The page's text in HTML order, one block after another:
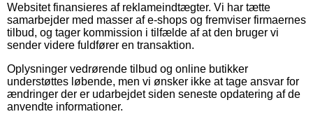
Websitet finansieres af reklameindtægter. Vi har tætte
samarbejder med masser af e-shops og fremviser firmaernes
tilbud, og tager kommission i tilfælde af at den bruger vi
sender videre fuldfører en transaktion.
Oplysninger vedrørende tilbud og online butikker
understøttes løbende, men vi ønsker ikke at tage ansvar for
ændringer der er udarbejdet siden seneste opdatering af de
anvendte informationer.